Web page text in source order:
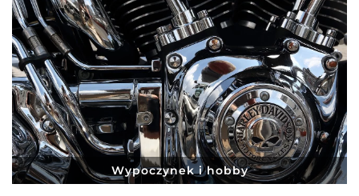
Wypoczynek i hobby